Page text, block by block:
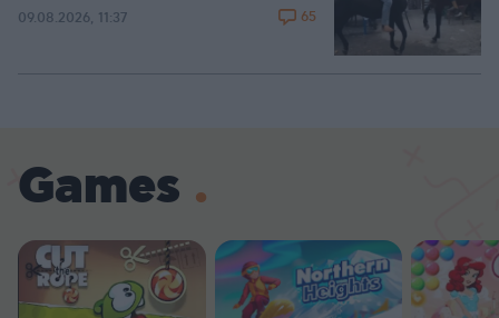
09.08.2026, 11:37 65
Games